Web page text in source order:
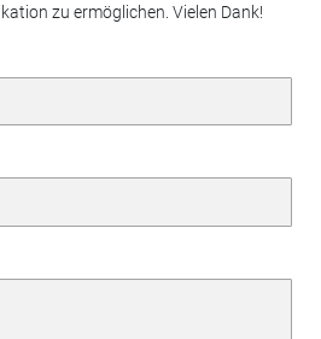
zu ermöglichen. Vielen Dank!